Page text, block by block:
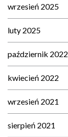
wrzesień 2025
luty 2025
październik 2022
kwiecień 2022
wrzesień 2021
sierpień 2021